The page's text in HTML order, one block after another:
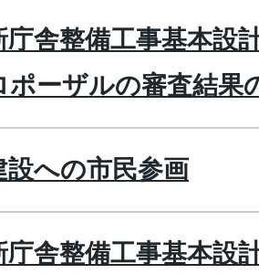
庁舎整備工事基本設
ポーザルの審査結果
設への市民参画
庁舎整備工事基本設